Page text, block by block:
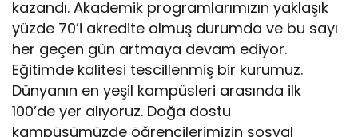
kazandı. Akademik programlarımızın yaklaşık
yüzde 70’i akredite olmuş durumda ve bu sayı
her geçen gün artmaya devam ediyor.
Eğitimde kalitesi tescillenmiş bir kurumuz.
Dünyanın en yeşil kampüsleri arasında ilk
100’de yer alıyoruz. Doğa dostu
kampüsümüzde öğrencilerimizin sosyal